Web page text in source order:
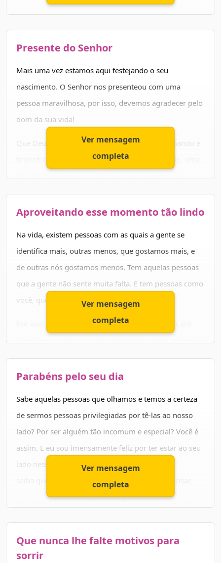
seu lado em toda sua jornada.
Feliz aniversário! Desejo que você tenha muitos anos
Presente do Senhor
Mais uma vez estamos aqui festejando o seu
nascimento. O Senhor nos presenteou com uma
pessoa maravilhosa, por isso, devemos agradecer pelo
dom da sua vida!
Que Deus esteja sempre ao seu lado, te abençoando e
te protegendo sempre. Você é um ser iluminado, uma
pleno, com muita saúde, fé em Deus e muito amor!
Que nós possamos comemorar essa data por muitos
anos. Continue caminhando no caminho do Senhor e
nunca deixe de agradecer. Parabéns!
Ver mensagem
completa
Aproveitando esse momento tão lindo
Na vida, existem pessoas com as quais a gente se
identifica mais, outras menos, que gostamos mais, e
de outras nós gostamos menos. Tem aquelas pessoas
que a gente não sente muita falta. E tem pessoas como
você, que a gente quer estar sempre perto.
Por isso, aproveitando esse momento tão lindo, em
e dizer que você é muito especial e importante para
mim.
Que o seu caminho seja de muita luz. Que não lhe falte
nada na vida e que todos os seus sonhos se realizem.
Feliz aniversário!
Ver mensagem
completa
Parabéns pelo seu dia
Sabe aquelas pessoas que olhamos e temos a certeza
de sermos pessoas privilegiadas por tê-las ao nosso
lado? Por ser alguém tão incomum e especial? Você é
assim. E eu sou imensamente feliz por ter estar ao seu
lado nesse dia de alegria. Quero que
saiba que pode contar comigo sempre que precisar.
comemorar essa data especial. Que o seu dia seja
repleto de coisas lindas, de realizações e de muitas
alegrias. E que seu caminho seja sempre iluminado e
Ver mensagem
completa
Que nunca lhe falte motivos para
sorrir